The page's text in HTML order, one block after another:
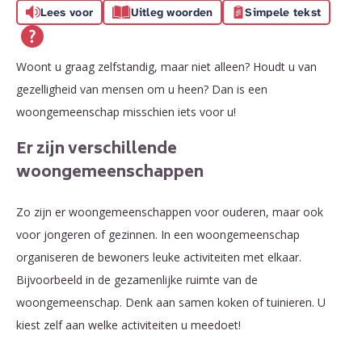
Lees voor Uitleg woorden Simpele tekst
Woont u graag zelfstandig, maar niet alleen? Houdt u van
gezelligheid van mensen om u heen? Dan is een
woongemeenschap misschien iets voor u!
Er zijn verschillende
woongemeenschappen
Zo zijn er woongemeenschappen voor ouderen, maar ook
voor jongeren of gezinnen. In een woongemeenschap
organiseren de bewoners leuke activiteiten met elkaar.
Bijvoorbeeld in de gezamenlijke ruimte van de
woongemeenschap. Denk aan samen koken of tuinieren. U
kiest zelf aan welke activiteiten u meedoet!